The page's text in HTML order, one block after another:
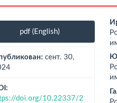
pdf (English)
сент. 30,
doi.org/10.22337/2